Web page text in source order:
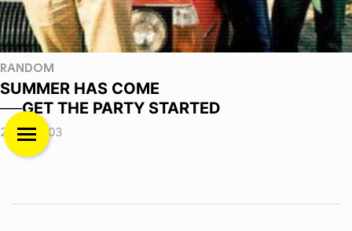
RANDOM
SUMMER HAS COME
──GET THE PARTY STARTED
2026.08.03